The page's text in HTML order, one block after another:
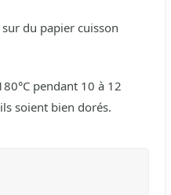
du papier cuisson
pendant 10 à 12
soient bien dorés.